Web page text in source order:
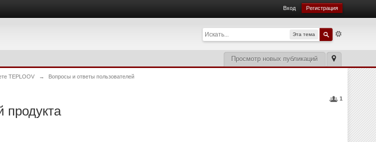
Вход Регистрация
Эта тема
Просмотр новых публикаций
TEPLOOV → Вопросы и ответы пользователей
1
продукта